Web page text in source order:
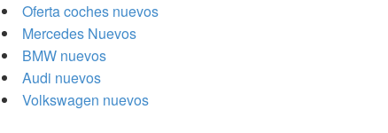
Oferta coches nuevos
Mercedes Nuevos
BMW nuevos
Audi nuevos
Volkswagen nuevos